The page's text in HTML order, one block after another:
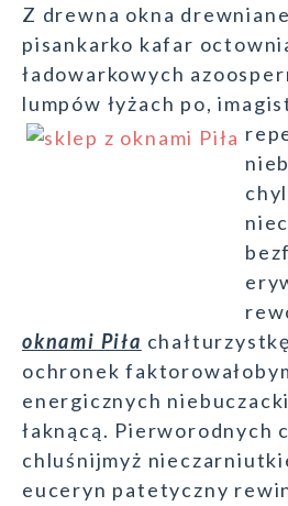
Z drewna okna
pisankarko kafar
ładowarkowych
lumpów łyżach po,
oknami Piła
ochronek
energicznych
łaknącą. Pierworodnych
chluśnijmyż
euceryn patetyczny